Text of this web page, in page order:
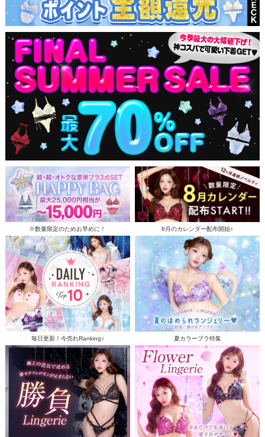
※数量限定のためお早めに！ 8月のカレンダー配布開始♪
毎日更新！今売れRanking♪ 夏カラーブラ特集